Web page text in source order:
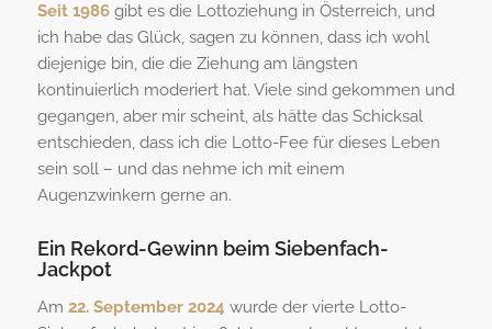
Seit 1986gibt es die Lottoziehung in Österreich, und
ich habe das Glück, sagen zu können, dass ich wohl
diejenige bin, die die Ziehung am längsten
kontinuierlich moderiert hat. Viele sind gekommen und
gegangen, aber mir scheint, als hätte das Schicksal
entschieden, dass ich die Lotto-Fee für dieses Leben
sein soll – und das nehme ich mit einem
Augenzwinkern gerne an.
Ein Rekord-Gewinn beim Siebenfach-
Jackpot
Am 22. September 2024 wurde der vierte Lotto-